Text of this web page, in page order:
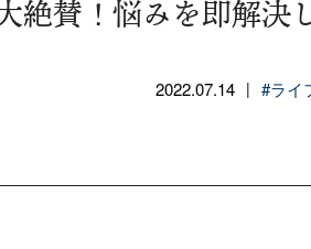
絶賛！悩みを即解決
2022.07.14 | #ライ